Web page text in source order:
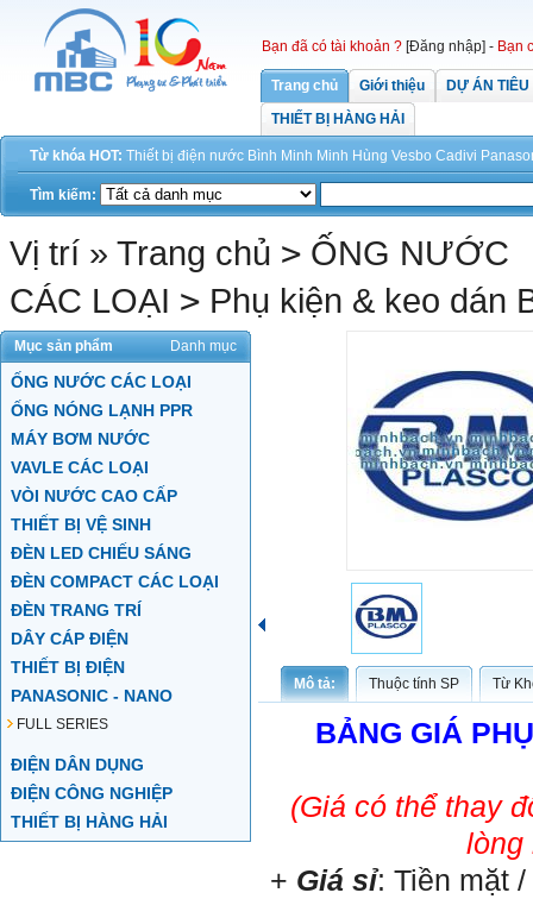
Bạn đã có tài khoản ? [Đăng nhập] - Bạn
Trang chủ Giới thiệu
DỰ ÁN
THIẾT BỊ HÀNG HẢI
Từ khóa HOT: Thiết bị điện nước Bình Minh Minh Hùng Vesbo Cadivi
Tìm kiếm:
Vị trí » Trang chủ > ỐNG NƯỚC
CÁC LOẠI > Phụ kiện & keo dán
Mục sản phẩm Danh mục
ỐNG NƯỚC CÁC LOẠI
ỐNG NÓNG LẠNH PPR
MÁY BƠM NƯỚC
VAVLE CÁC LOẠI
VÒI NƯỚC CAO CẤP
THIẾT BỊ VỆ SINH
ĐÈN LED CHIẾU SÁNG
ĐÈN COMPACT CÁC LOẠI
ĐÈN TRANG TRÍ
DÂY CÁP ĐIỆN
THIẾT BỊ ĐIỆN
PANASONIC - NANO
FULL SERIES
ĐIỆN DÂN DỤNG
ĐIỆN CÔNG NGHIỆP
THIẾT BỊ HÀNG HẢI
Mô tả: Thuộc tính SP Từ
BẢNG GIÁ
(Giá có thể thay
lòng
+ Giá sỉ: Tiền mặt